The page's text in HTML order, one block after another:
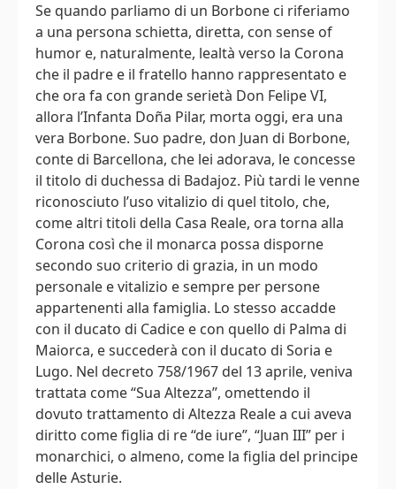
Se quando parliamo di un Borbone ci riferiamo
a una persona schietta, diretta, con sense of
humor e, naturalmente, lealtà verso la Corona
che il padre e il fratello hanno rappresentato e
che ora fa con grande serietà Don Felipe VI,
allora l’Infanta Doña Pilar, morta oggi, era una
vera Borbone. Suo padre, don Juan di Borbone,
conte di Barcellona, ​​che lei adorava, le concesse
il titolo di duchessa di Badajoz. Più tardi le venne
riconosciuto l’uso vitalizio di quel titolo, che,
come altri titoli della Casa Reale, ora torna alla
Corona così che il monarca possa disporne
secondo suo criterio di grazia, in un modo
personale e vitalizio e sempre per persone
appartenenti alla famiglia. Lo stesso accadde
con il ducato di Cadice e con quello di Palma di
Maiorca, e succederà con il ducato di Soria e
Lugo. Nel decreto 758/1967 del 13 aprile, veniva
trattata come “Sua Altezza”, omettendo il
dovuto trattamento di Altezza Reale a cui aveva
diritto come figlia di re “de iure”, “Juan III” per i
monarchici, o almeno, come la figlia del principe
delle Asturie.